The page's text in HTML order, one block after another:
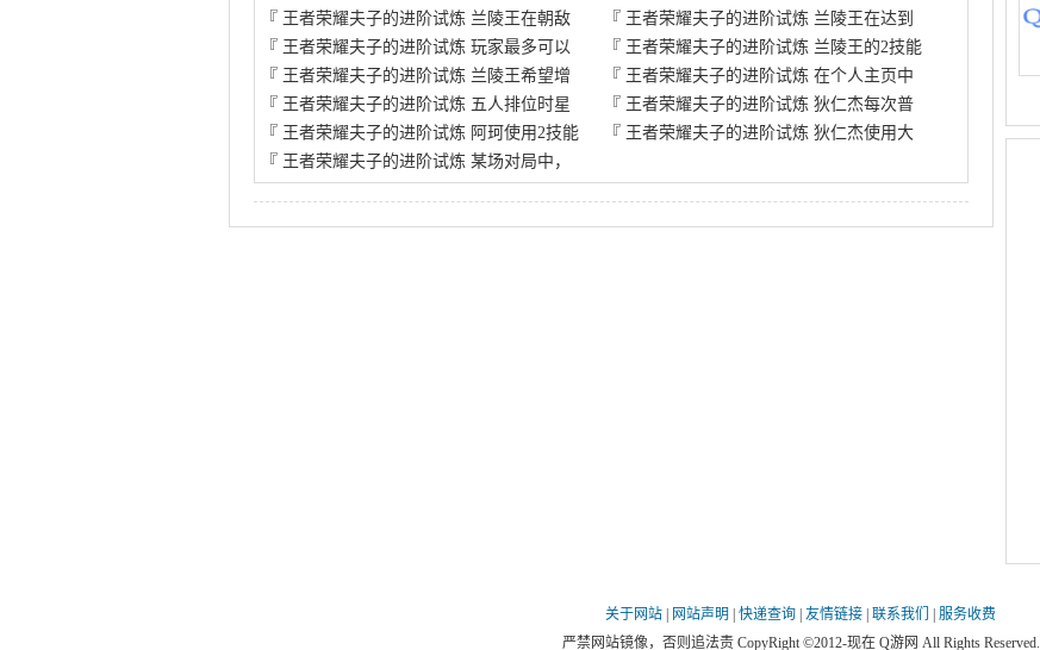
『 王者荣耀夫子的进阶试炼 兰陵王在朝敌 『 王者荣耀夫子的进阶试炼 兰陵王在达到
『 王者荣耀夫子的进阶试炼 玩家最多可以 『 王者荣耀夫子的进阶试炼 兰陵王的2技能
『 王者荣耀夫子的进阶试炼 兰陵王希望增 『 王者荣耀夫子的进阶试炼 在个人主页中
『 王者荣耀夫子的进阶试炼 五人排位时星 『 王者荣耀夫子的进阶试炼 狄仁杰每次普
『 王者荣耀夫子的进阶试炼 阿珂使用2技能 『 王者荣耀夫子的进阶试炼 狄仁杰使用大
『 王者荣耀夫子的进阶试炼 某场对局中，
关于网站 网站声明 快递查询 友情链接 联系我们
服务收费
严禁网站镜像，否则追法责 CopyRight ©2012-现在 Q游网 All Rights Reserved.